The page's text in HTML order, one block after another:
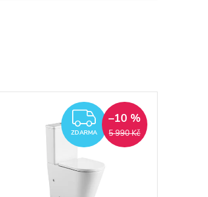
ZDARMA
ZDARMA 5 990 Kč
–10 %